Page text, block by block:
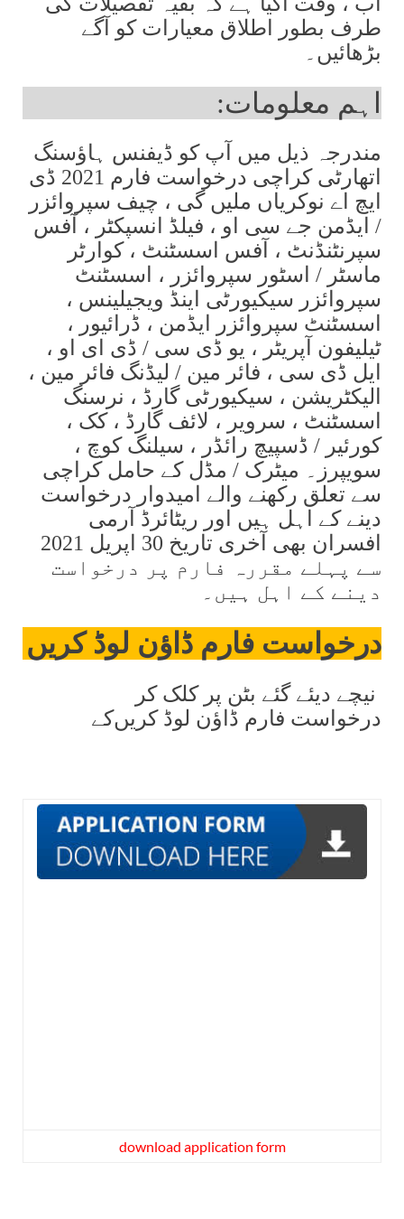
طرف بطور اطلاق معیارات کو آگے
بڑھائیں۔
اہم معلومات:
مندرجہ ذیل میں آپ کو ڈیفنس ہاؤسنگ
اتھارٹی کراچی درخواست فارم 2021 ڈی
ایچ اے نوکریاں ملیں گی ، چیف سپروائزر
/ ایڈمن جے سی او ، فیلڈ انسپکٹر ، آفس
سپرنٹنڈنٹ ، آفس اسسٹنٹ ، کوارٹر
ماسٹر / اسٹور سپروائزر ، اسسٹنٹ
سپروائزر سیکیورٹی اینڈ ویجیلینس ،
اسسٹنٹ سپروائزر ایڈمن ، ڈرائیور ،
ٹیلیفون آپریٹر ، یو ڈی سی / ڈی ای او ،
ایل ڈی سی ، فائر مین / لیڈنگ فائر مین ،
الیکٹریشن ، سیکیورٹی گارڈ ، نرسنگ
اسسٹنٹ ، سرویر ، لائف گارڈ ، کک ،
کورئیر / ڈسپیچ رائڈر ، سیلنگ کوچ ،
سویپرز۔ میٹرک / مڈل کے حامل کراچی
سے تعلق رکھنے والے امیدوار درخواست
دینے کے اہل ہیں اور ریٹائرڈ آرمی
افسران بھی آخری تاریخ 30 اپریل 2021
سے پہلے مقررہ فارم پر درخواست
دینے کے اہل ہیں۔
درخواست فارم ڈاؤن لوڈ کریں
نیچے دیئے گئے بٹن پر کلک کر
کےدرخواست فارم ڈاؤن لوڈ کریں
download application form